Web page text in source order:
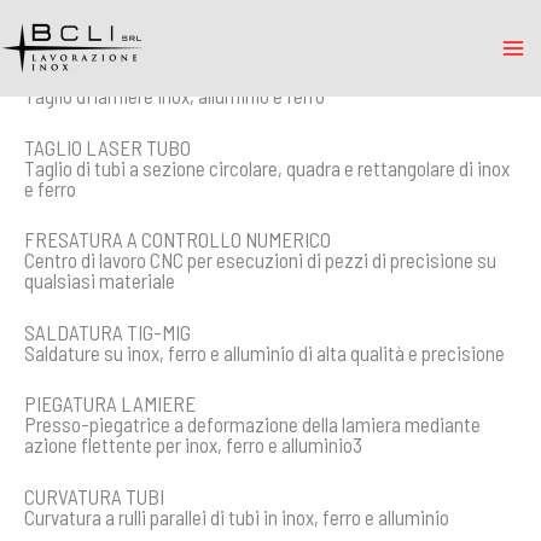
contenuto
TAGLIO LASER PIANO
Taglio di lamiere inox, alluminio e ferro
TAGLIO LASER TUBO
Taglio di tubi a sezione circolare, quadra e rettangolare di inox
e ferro
FRESATURA A CONTROLLO NUMERICO
Centro di lavoro CNC per esecuzioni di pezzi di precisione su
qualsiasi materiale
SALDATURA TIG-MIG
Saldature su inox, ferro e alluminio di alta qualità e precisione
PIEGATURA LAMIERE
Presso-piegatrice a deformazione della lamiera mediante
azione flettente per inox, ferro e alluminio3
CURVATURA TUBI
Curvatura a rulli parallei di tubi in inox, ferro e alluminio